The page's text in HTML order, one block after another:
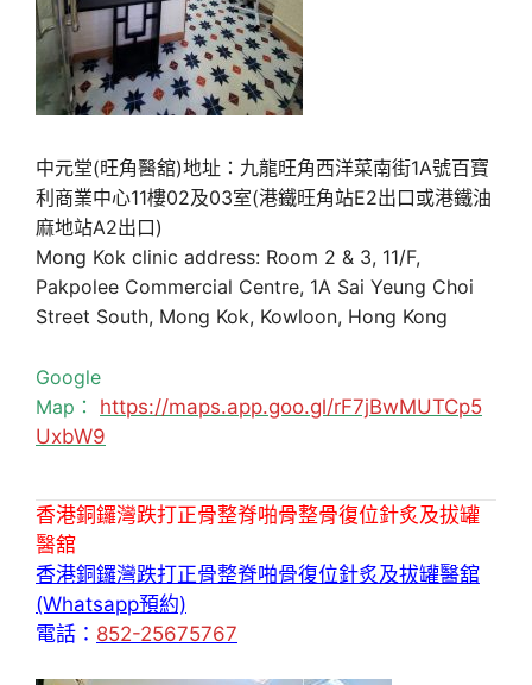
中元堂(旺角醫舘)地址：九龍旺角西洋菜南街1A號百寶
利商業中心11樓02及03室(港鐵旺角站E2出口或港鐵油
麻地站A2出口)
Mong Kok clinic address: Room 2 & 3, 11/F,
Pakpolee Commercial Centre, 1A Sai Yeung Choi
Street South, Mong Kok, Kowloon, Hong Kong
Google
Map： https://maps.app.goo.gl/rF7jBwMUTCp5
UxbW9
香港銅鑼灣跌打正骨整脊啪骨整骨復位針炙及拔罐
醫舘
香港銅鑼灣跌打正骨整脊啪骨復位針炙及拔罐醫舘
(Whatsapp預約)
電話： 852-25675767